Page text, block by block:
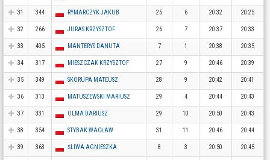
31 344 RYMARCZYK JAKUB 25 6 20:32 20:25
32 266 JURAS KRZYSZTOF 26 7 20:37 20:33
33 405 MANTERYS DANUTA 7 1 20:38 20:35
34 317 MIESZCZAK KRZYSZTOF 27 9 20:46 20:39
35 349 SKORUPA MATEUSZ 28 9 20:42 20:41
36 313 MATUSZEWSKI MARIUSZ 29 4 20:44 20:43
37 331 OLMA DARIUSZ 29 10 20:50 20:43
38 354 STYBAK WACŁAW 31 11 20:46 20:44
39 363 ŚLIWA AGNIESZKA 8 3 20:50 20:45